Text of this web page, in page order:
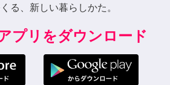
る、新しい暮らしかた。
プリをダウンロード